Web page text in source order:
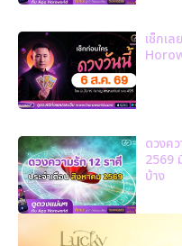
เช็กเ
ดวงค
2569
บ้าง